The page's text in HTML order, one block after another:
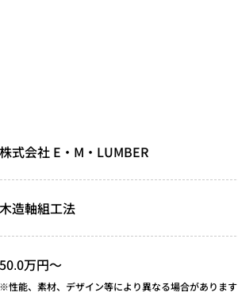
株式会社 E・M・LUMBER
木造軸組工法
50.0万円～
※性能、素材、デザイン等により異なる場合があります